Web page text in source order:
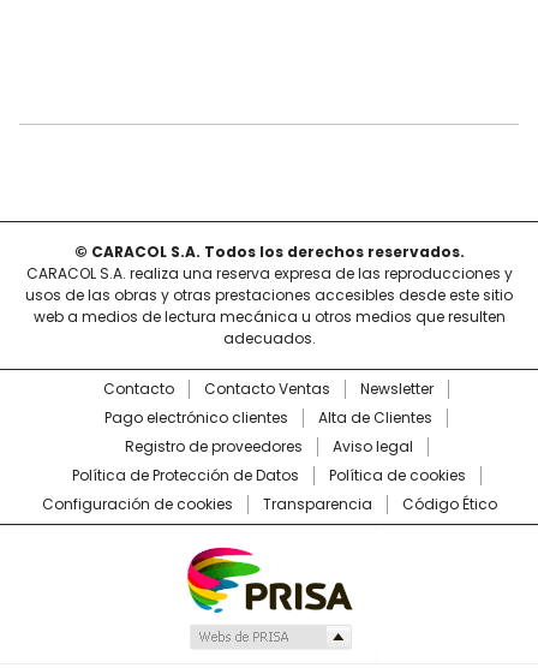
© CARACOL S.A. Todos los derechos reservados.
CARACOL S.A. realiza una reserva expresa de las reproducciones y
usos de las obras y otras prestaciones accesibles desde este sitio
web a medios de lectura mecánica u otros medios que resulten
adecuados.
Contacto Contacto Ventas
Newsletter
Pago electrónico clientes
Alta de Clientes
Registro de proveedores
Aviso legal
Política de Protección de Datos
Política de cookies
Configuración de cookies
Transparencia Código Ético